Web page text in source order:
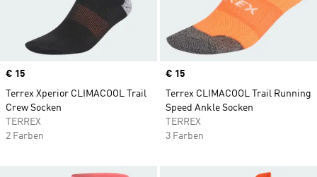
Price
€ 15
Terrex Xperior CLIMACOOL Trail
Crew Socken
TERREX
2 Farben
Price
€ 15
Terrex CLIMACOOL Trail Running
Speed Ankle Socken
TERREX
3 Farben